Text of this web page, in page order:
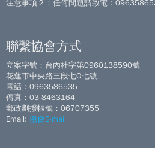
注意事項２：任何問題請致電：
聯繫協會方式
立案字號：台內社字第0960138590號
花蓮市中央路三段七O七號
電話：0963586535
傳真：03-8463164
郵政劃撥帳號：06707355
Email: 協會E-mail